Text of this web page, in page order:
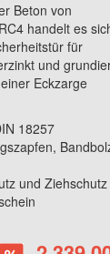
Beton von
handelt es
für
und
Eckzarge
18257
und